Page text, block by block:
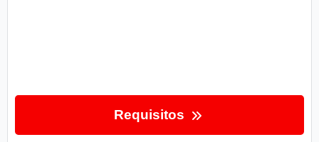
Requisitos